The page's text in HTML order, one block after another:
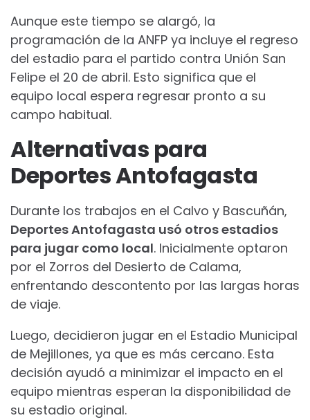
Aunque este tiempo se alargó, la
programación de la ANFP ya incluye el regreso
del estadio para el partido contra Unión San
Felipe el 20 de abril. Esto significa que el
equipo local espera regresar pronto a su
campo habitual.
Alternativas para
Deportes Antofagasta
Durante los trabajos en el Calvo y Bascuñán,
Deportes Antofagasta usó otros estadios
para jugar como local. Inicialmente optaron
por el Zorros del Desierto de Calama,
enfrentando descontento por las largas horas
de viaje.
Luego, decidieron jugar en el Estadio Municipal
de Mejillones, ya que es más cercano. Esta
decisión ayudó a minimizar el impacto en el
equipo mientras esperan la disponibilidad de
su estadio original.